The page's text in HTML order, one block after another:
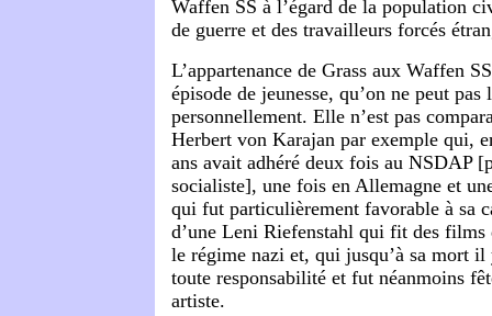
Waffen SS à l’égard de la population
de guerre et des travailleurs forcés
L’appartenance de Grass aux Waffen
épisode de jeunesse, qu’on ne peut
personnellement. Elle n’est pas
Herbert von Karajan par exemple qui,
ans avait adhéré deux fois au NSDAP
socialiste], une fois en Allemagne et
qui fut particulièrement favorable à sa
d’une Leni Riefenstahl qui fit des films
le régime nazi et, qui jusqu’à sa mort il
toute responsabilité et fut néanmoins
artiste.